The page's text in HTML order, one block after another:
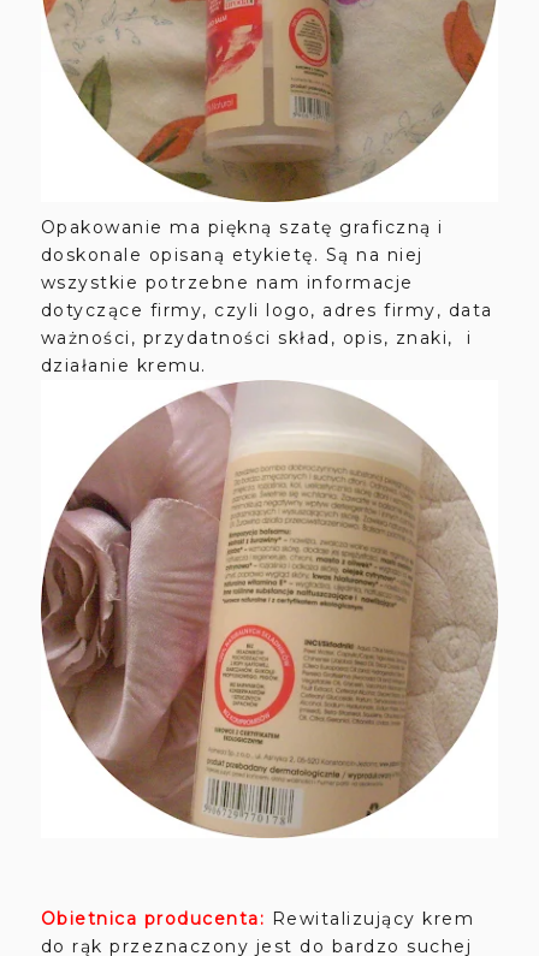
Opakowanie ma piękną szatę graficzną i
doskonale opisaną etykietę. Są na niej
wszystkie potrzebne nam informacje
dotyczące firmy, czyli logo, adres firmy, data
ważności, przydatności skład, opis, znaki, i
działanie kremu.
Obietnica producenta: Rewitalizujący krem
do rąk przeznaczony jest do bardzo suchej